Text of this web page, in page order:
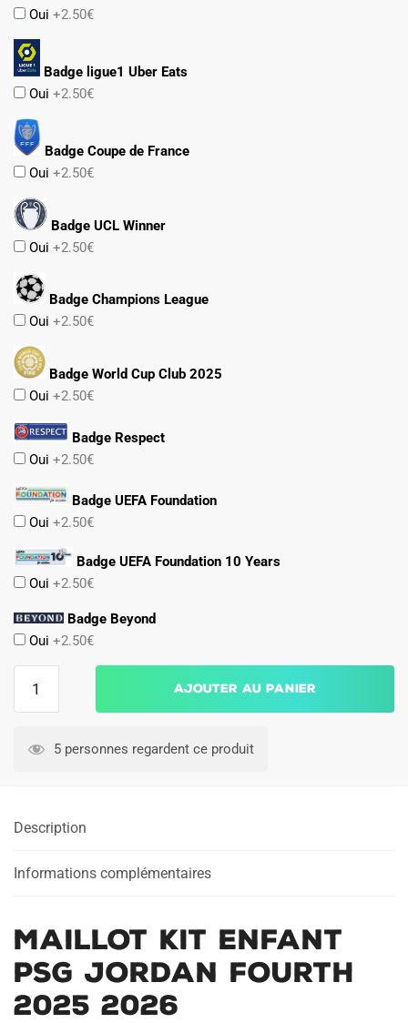
Oui +2.50€
Badge ligue1 Uber Eats
Oui +2.50€
Badge Coupe de France
Oui +2.50€
Badge UCL Winner
Oui +2.50€
Badge Champions League
Oui +2.50€
Badge World Cup Club 2025
Oui +2.50€
Badge Respect
Oui +2.50€
Badge UEFA Foundation
Oui +2.50€
Badge UEFA Foundation 10 Years
Oui +2.50€
Badge Beyond
Oui +2.50€
Fourth
2026
Ajouter au panier
5 personnes regardent ce produit
Description
Informations complémentaires
Maillot Kit Enfant
PSG Jordan Fourth
2025 2026